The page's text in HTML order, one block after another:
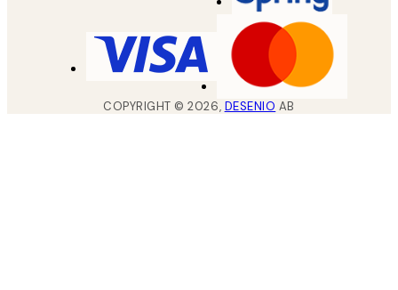
COPYRIGHT ©2026, DESENIO AB